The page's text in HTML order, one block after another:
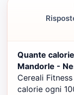
Quante
Mandorle -
Cereali
calorie ogni